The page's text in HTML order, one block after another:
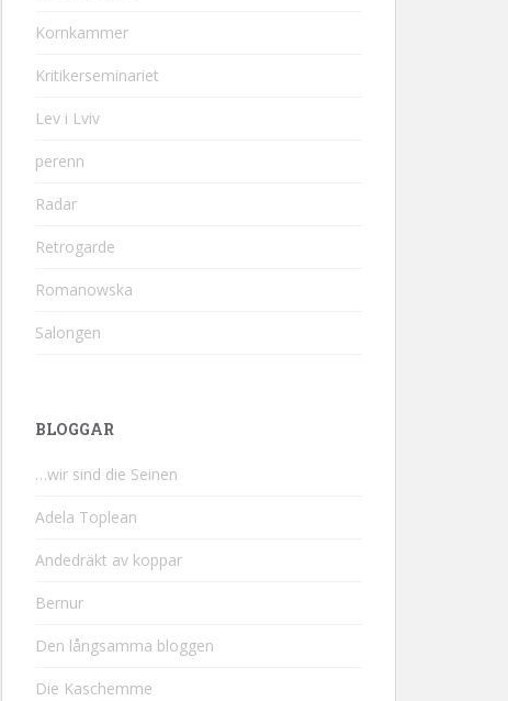
Kornkammer
Kritikerseminariet
Lev i Lviv
perenn
Radar
Retrogarde
Romanowska
Salongen
BLOGGAR
…wir sind die Seinen
Adela Toplean
Andedräkt av koppar
Bernur
Den långsamma bloggen
Die Kaschemme